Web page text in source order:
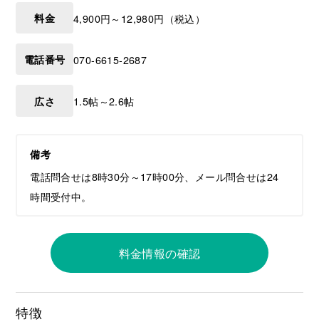
料金 4,900円～12,980円（税込）
電話番号 070-6615-2687
広さ 1.5帖～2.6帖
備考
電話問合せは8時30分～17時00分、メール問合せは24
時間受付中。
料金情報の確認
特徴